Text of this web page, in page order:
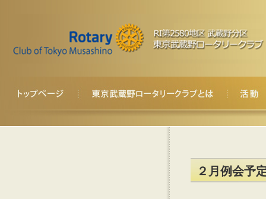
２月例会予